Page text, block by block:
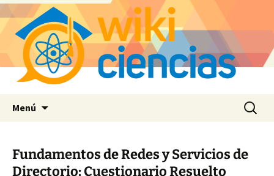
Menú Buscar:
Fundamentos de Redes y Servicios de
Directorio: Cuestionario Resuelto